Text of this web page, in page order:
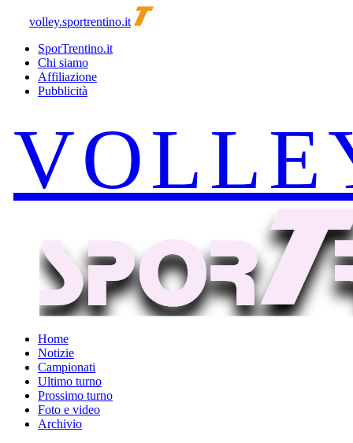
volley.sportrentino.it
SporTrentino.it
Chi siamo
Affiliazione
Pubblicità
Home
Notizie
Campionati
Ultimo turno
Prossimo turno
Foto e video
Archivio